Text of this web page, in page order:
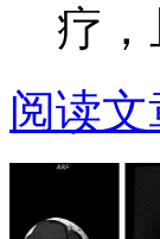
疗
阅读文